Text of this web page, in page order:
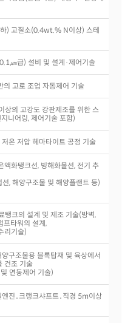
) 고질소(0.4wt.% N이상) 스테
㎛급) 설비 및 설계·제어기술
의 고로 조업 자동제어 기술
상의 고강도 강판제조를 위한 스
니어링, 제어기술 포함)
온 저압 헤마타이트 공정 기술
액화탱크선, 빙해화물선, 전기 추
, 해양구조물 및 해양플랜트 등)
탱크의 설계 및 제조 기술(방벽,
프타워의 설계,
리기술)
구조물용 블록탑재 및 육상에서
건조 기술
연동제어 기술)
진․크랭크샤프트․직경 5m이상